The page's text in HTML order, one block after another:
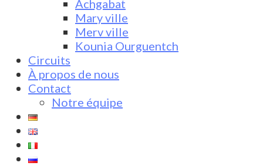
Achgabat
Mary ville
Merv ville
Kounia Ourguentch
Circuits
À propos de nous
Contact
Notre équipe